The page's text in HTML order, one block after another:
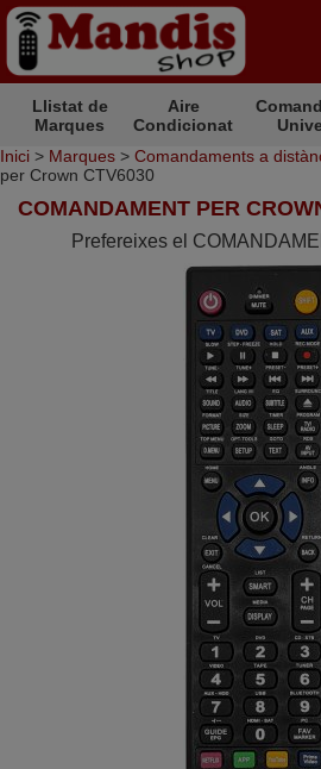
Llistat de
Marques
Aire
Condicionat
Inici > Marques > Comandaments a
per Crown CTV6030
COMANDAMENT PER
Prefereixes el